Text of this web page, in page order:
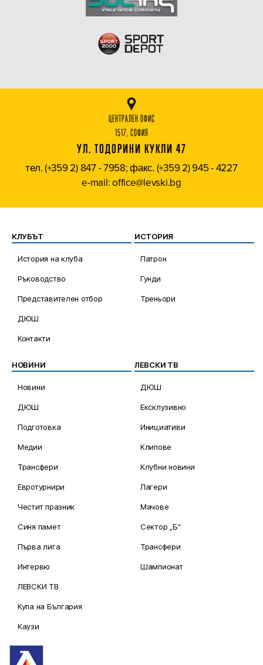
ЦЕНТРАЛЕН ОФИС
1517, СОФИЯ
УЛ. ТОДОРИНИ КУКЛИ 47
тел. (+359 2) 847 - 7958; факс. (+359 2) 945 - 4227
e-mail: office@levski.bg
КЛУБЪТ
История на клуба
Ръководство
Представителен отбор
ДЮШ
Контакти
ИСТОРИЯ
Патрон
Гунди
Треньори
НОВИНИ
Новини
ДЮШ
Подготовка
Медии
Трансфери
Евротурнири
Честит празник
Синя памет
Първа лига
Интервю
ЛЕВСКИ ТВ
Купа на България
Каузи
ЛЕВСКИ ТВ
ДЮШ
Ексклузивно
Инициативи
Клипове
Клубни новини
Лагери
Мачове
Сектор „Б“
Трансфери
Шампионат